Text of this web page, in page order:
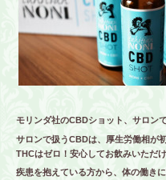
モリンダ社のCBDショット、サロン
サロンで扱うCBDは、厚生労働相が
THCはゼロ！安心してお飲みいただけ
疾患を抱えている方から、体の働き